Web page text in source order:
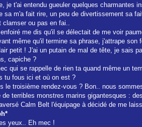
je t'ai entendu gueuler quelques
sa m'a fait rire, un peu de divertissement sa
clamser ou pas en fai..
me dis qu'il se délectait de me voir
même qu'il termine sa phrase, j'attrape son
petit ! J'ai un putain de mal de tête, je sais
capiche ?
qui se rappelle de rien ta quand même un
tu fous ici et où on est ?
le troisième rendez-vous ? Bon.. nous
terribles monstres marins gigantesques :
Calm Belt l'équipage à décidé de me
yeux.. Eh mec !